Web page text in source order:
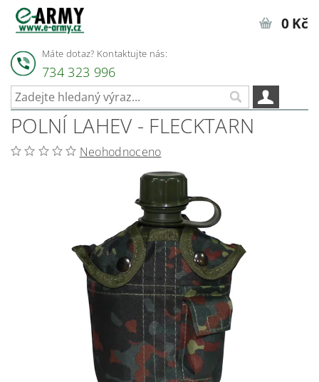
Máte dotaz? Kontaktujte nás:
734 323 996
0 Kč
POLNÍ LAHEV - FLECKTARN
Neohodnoceno